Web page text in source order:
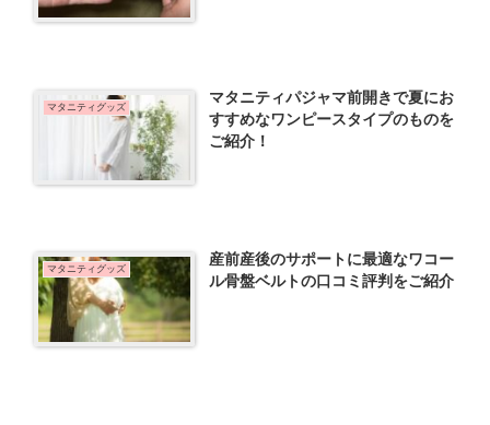
マタニティグッズ
マタニティパジャマ前開きで夏にお
すすめなワンピースタイプのものを
ご紹介！
マタニティグッズ
産前産後のサポートに最適なワコー
ル骨盤ベルトの口コミ評判をご紹介